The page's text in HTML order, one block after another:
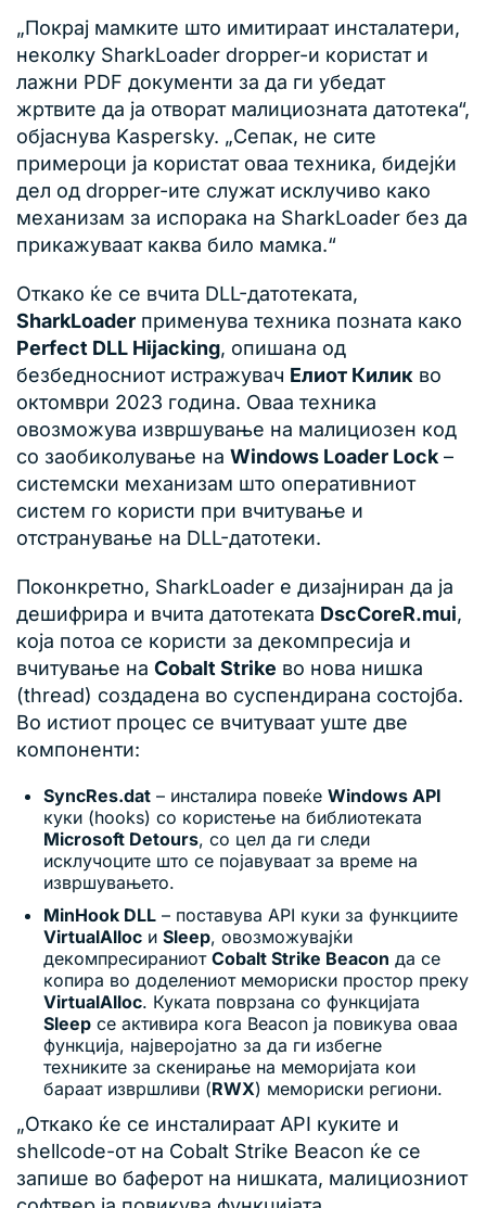
„Покрај мамките што имитираат инсталатери,
неколку SharkLoader dropper-и користат и
лажни PDF документи за да ги убедат
жртвите да ја отворат малициозната датотека“,
објаснува Kaspersky. „Сепак, не сите
примероци ја користат оваа техника, бидејќи
дел од dropper-ите служат исклучиво како
механизам за испорака на SharkLoader без да
прикажуваат каква било мамка.“
Откако ќе се вчита DLL-датотеката,
SharkLoader применува техника позната како
Perfect DLL Hijacking, опишана од
безбедносниот истражувач Елиот Килик во
октомври 2023 година. Оваа техника
овозможува извршување на малициозен код
со заобиколување на Windows Loader Lock –
системски механизам што оперативниот
систем го користи при вчитување и
отстранување на DLL-датотеки.
Поконкретно, SharkLoader е дизајниран да ја
дешифрира и вчита датотеката DscCoreR.mui,
која потоа се користи за декомпресија и
вчитување на Cobalt Strike во нова нишка
(thread) создадена во суспендирана состојба.
Во истиот процес се вчитуваат уште две
компоненти:
SyncRes.dat – инсталира повеќе Windows API
куки (hooks) со користење на библиотеката
Microsoft Detours, со цел да ги следи
исклучоците што се појавуваат за време на
извршувањето.
MinHook DLL – поставува API куки за функциите
VirtualAlloc и Sleep, овозможувајќи
декомпресираниот Cobalt Strike Beacon да се
копира во доделениот мемориски простор преку
VirtualAlloc. Куката поврзана со функцијата
Sleep се активира кога Beacon ја повикува оваа
функција, најверојатно за да ги избегне
техниките за скенирање на меморијата кои
бараат извршливи (RWX) мемориски региони.
„Откако ќе се инсталираат API куките и
shellcode-от на Cobalt Strike Beacon ќе се
запише во баферот на нишката, малициозниот